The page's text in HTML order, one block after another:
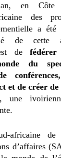
en Côte
des
a
de cette
est de
du
et de créer
une
africaine
d’affaires